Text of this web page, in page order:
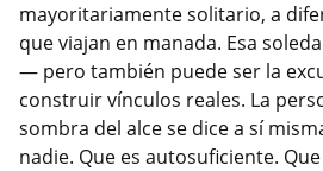
mayoritariamente solitario, a
que viajan en manada. Esa
— pero también puede ser la
construir vínculos reales. La
sombra del alce se dice a sí
nadie. Que es autosuficiente.